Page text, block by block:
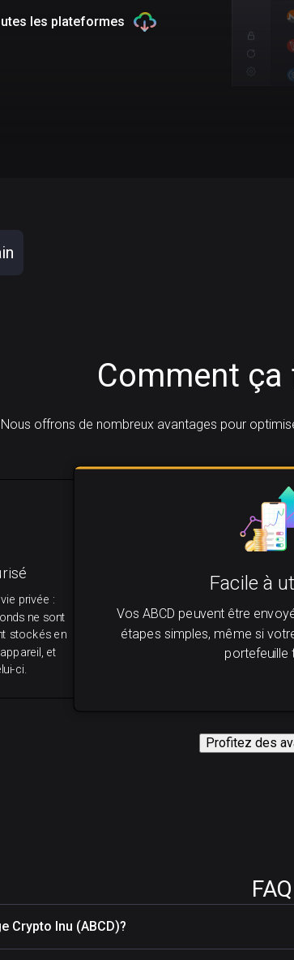
les plateformes
Comment
Nous offrons de nombreux avantages pour
Facile à
Vos ABCD peuvent être
étapes simples, même si
portefeuille
privée :
ne sont
stockés en
et
ci.
Profitez des
FAQ
Crypto Inu (ABCD)?